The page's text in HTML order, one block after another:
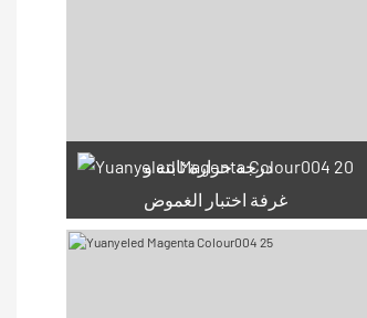
درجة حرارة ثابتة و
غرفة اختبار الغموض